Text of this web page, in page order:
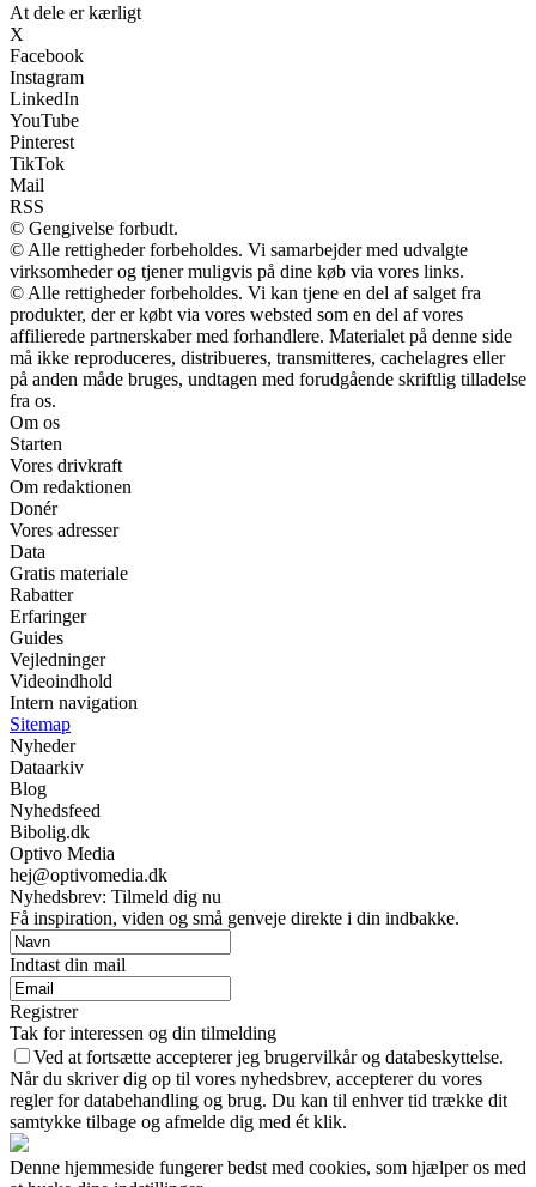
At dele er kærligt
X
Facebook
Instagram
LinkedIn
YouTube
Pinterest
TikTok
Mail
RSS
© Gengivelse forbudt.
© Alle rettigheder forbeholdes. Vi samarbejder med udvalgte
virksomheder og tjener muligvis på dine køb via vores links.
© Alle rettigheder forbeholdes. Vi kan tjene en del af salget fra
produkter, der er købt via vores websted som en del af vores
affilierede partnerskaber med forhandlere. Materialet på denne side
må ikke reproduceres, distribueres, transmitteres, cachelagres eller
på anden måde bruges, undtagen med forudgående skriftlig tilladelse
fra os.
Om os
Starten
Vores drivkraft
Om redaktionen
Donér
Vores adresser
Data
Gratis materiale
Rabatter
Erfaringer
Guides
Vejledninger
Videoindhold
Intern navigation
Sitemap
Nyheder
Dataarkiv
Blog
Nyhedsfeed
Bibolig.dk
Optivo Media
hej@optivomedia.dk
Nyhedsbrev: Tilmeld dig nu
Få inspiration, viden og små genveje direkte i din indbakke.
Indtast din mail
Registrer
Tak for interessen og din tilmelding
Ved at fortsætte accepterer jeg brugervilkår og databeskyttelse.
Når du skriver dig op til vores nyhedsbrev, accepterer du vores
regler for databehandling og brug. Du kan til enhver tid trække dit
samtykke tilbage og afmelde dig med ét klik.
Denne hjemmeside fungerer bedst med cookies, som hjælper os med